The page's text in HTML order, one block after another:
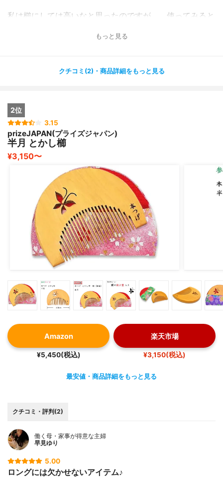
私は櫛にしては高いなと思ったのですが、、使ってみると
サラサラ綺麗になります✨もっと見る
クチコミ(2)・商品詳細をもっと見る
2位
3.15
prizeJAPAN(プライズジャパン)
半月 とかし櫛
¥3,150〜
Amazon
¥5,450(税込)
楽天市場
¥3,150(税込)
最安値・商品詳細をもっと見る
クチコミ・評判(2)
働く母・家事が得意な主婦
早見ゆり
5.00
ロングには欠かせないアイテム♪